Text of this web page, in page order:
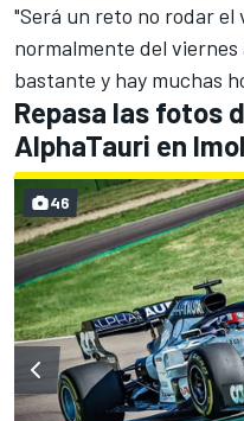
"Será un reto no rodar el
normalmente del
bastante y hay muchas
Repasa las fotos
AlphaTauri en
46